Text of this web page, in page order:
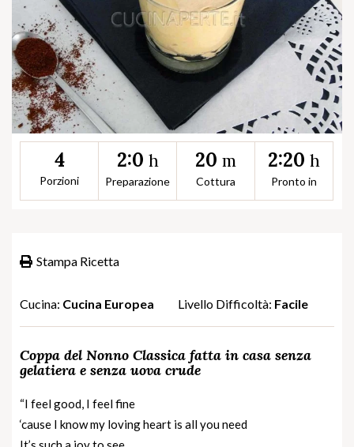
4
Porzioni
2:0 h
Preparazione
20 m
Cottura
2:20 h
Pronto in
Stampa Ricetta
Cucina: Cucina Europea Livello Difficoltà: Facile
Coppa del Nonno Classica fatta in casa senza
gelatiera e senza uova crude
“I feel good, I feel fine
‘cause I know my loving heart is all you need